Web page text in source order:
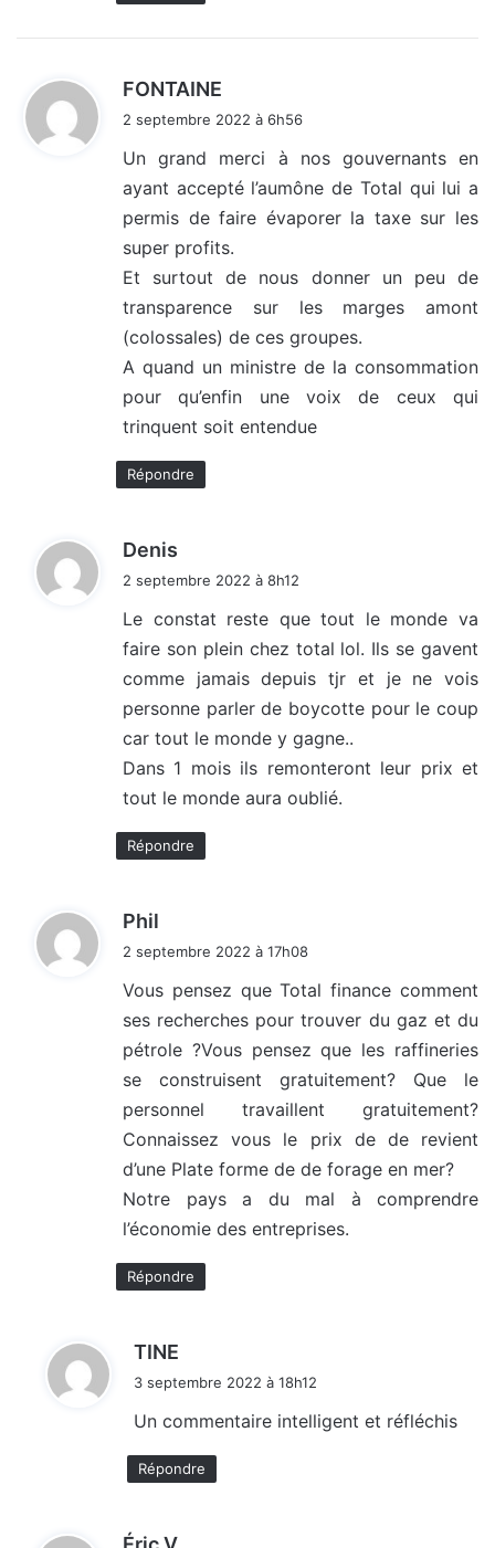
FONTAINE
:
2 septembre 2022 à 6h56
Un grand merci à nos gouvernants en
ayant accepté l’aumône de Total qui lui a
permis de faire évaporer la taxe sur les
super profits.
Et surtout de nous donner un peu de
transparence sur les marges amont
(colossales) de ces groupes.
A quand un ministre de la consommation
pour qu’enfin une voix de ceux qui
trinquent soit entendue
Répondre
Denis
:
2 septembre 2022 à 8h12
Le constat reste que tout le monde va
faire son plein chez total lol. Ils se gavent
comme jamais depuis tjr et je ne vois
personne parler de boycotte pour le coup
car tout le monde y gagne..
Dans 1 mois ils remonteront leur prix et
tout le monde aura oublié.
Répondre
Phil
:
2 septembre 2022 à 17h08
Vous pensez que Total finance comment
ses recherches pour trouver du gaz et du
pétrole ?Vous pensez que les raffineries
se construisent gratuitement? Que le
personnel travaillent gratuitement?
Connaissez vous le prix de de revient
d’une Plate forme de de forage en mer?
Notre pays a du mal à comprendre
l’économie des entreprises.
Répondre
TINE
3 septembre 2022 à 18h12
Un commentaire intelligent et réfléchis
Répondre